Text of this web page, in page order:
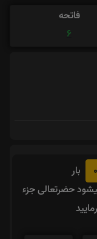
فاتحه
6
0
بار
حضرتعالی جزء